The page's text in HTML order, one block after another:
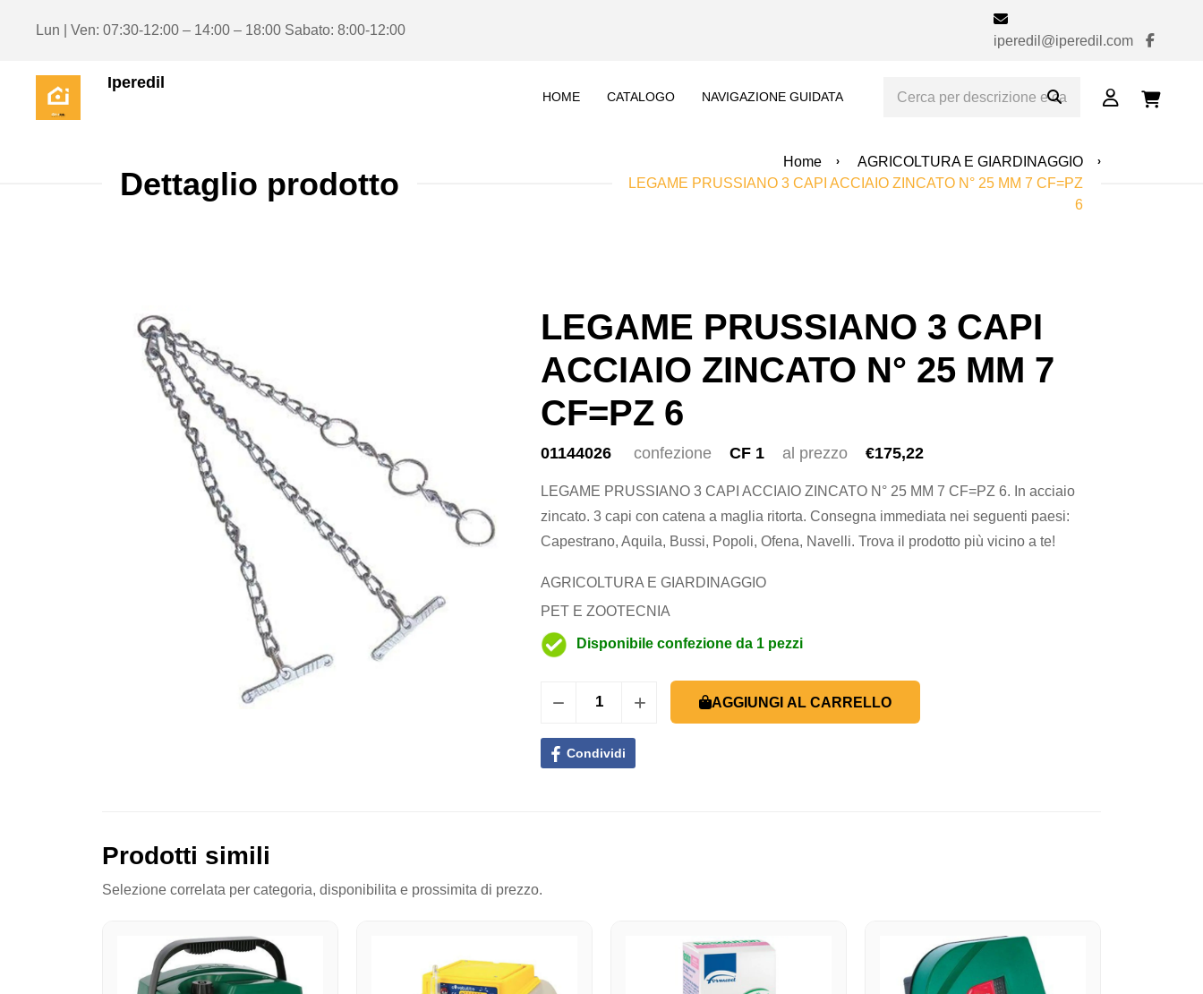
Lun | Ven: 07:30-12:00 – 14:00 – 18:00 Sabato: 8:00-12:00
iperedil@iperedil.com
Iperedil
HOME CATALOGO NAVIGAZIONE GUIDATA
Dettaglio prodotto
Home
AGRICOLTURA E GIARDINAGGIO
LEGAME PRUSSIANO 3 CAPI ACCIAIO ZINCATO N° 25 MM 7 CF=PZ
6
LEGAME PRUSSIANO 3 CAPI
ACCIAIO ZINCATO N° 25 MM 7
CF=PZ 6
01144026 confezione CF 1 al prezzo €175,22
LEGAME PRUSSIANO 3 CAPI ACCIAIO ZINCATO N° 25 MM 7 CF=PZ 6. In acciaio
zincato. 3 capi con catena a maglia ritorta. Consegna immediata nei seguenti paesi:
Capestrano, Aquila, Bussi, Popoli, Ofena, Navelli. Trova il prodotto più vicino a te!
AGRICOLTURA E GIARDINAGGIO
PET E ZOOTECNIA
Disponibile confezione da 1 pezzi
AGGIUNGI AL CARRELLO
Condividi
Prodotti simili
Selezione correlata per categoria, disponibilita e prossimita di prezzo.